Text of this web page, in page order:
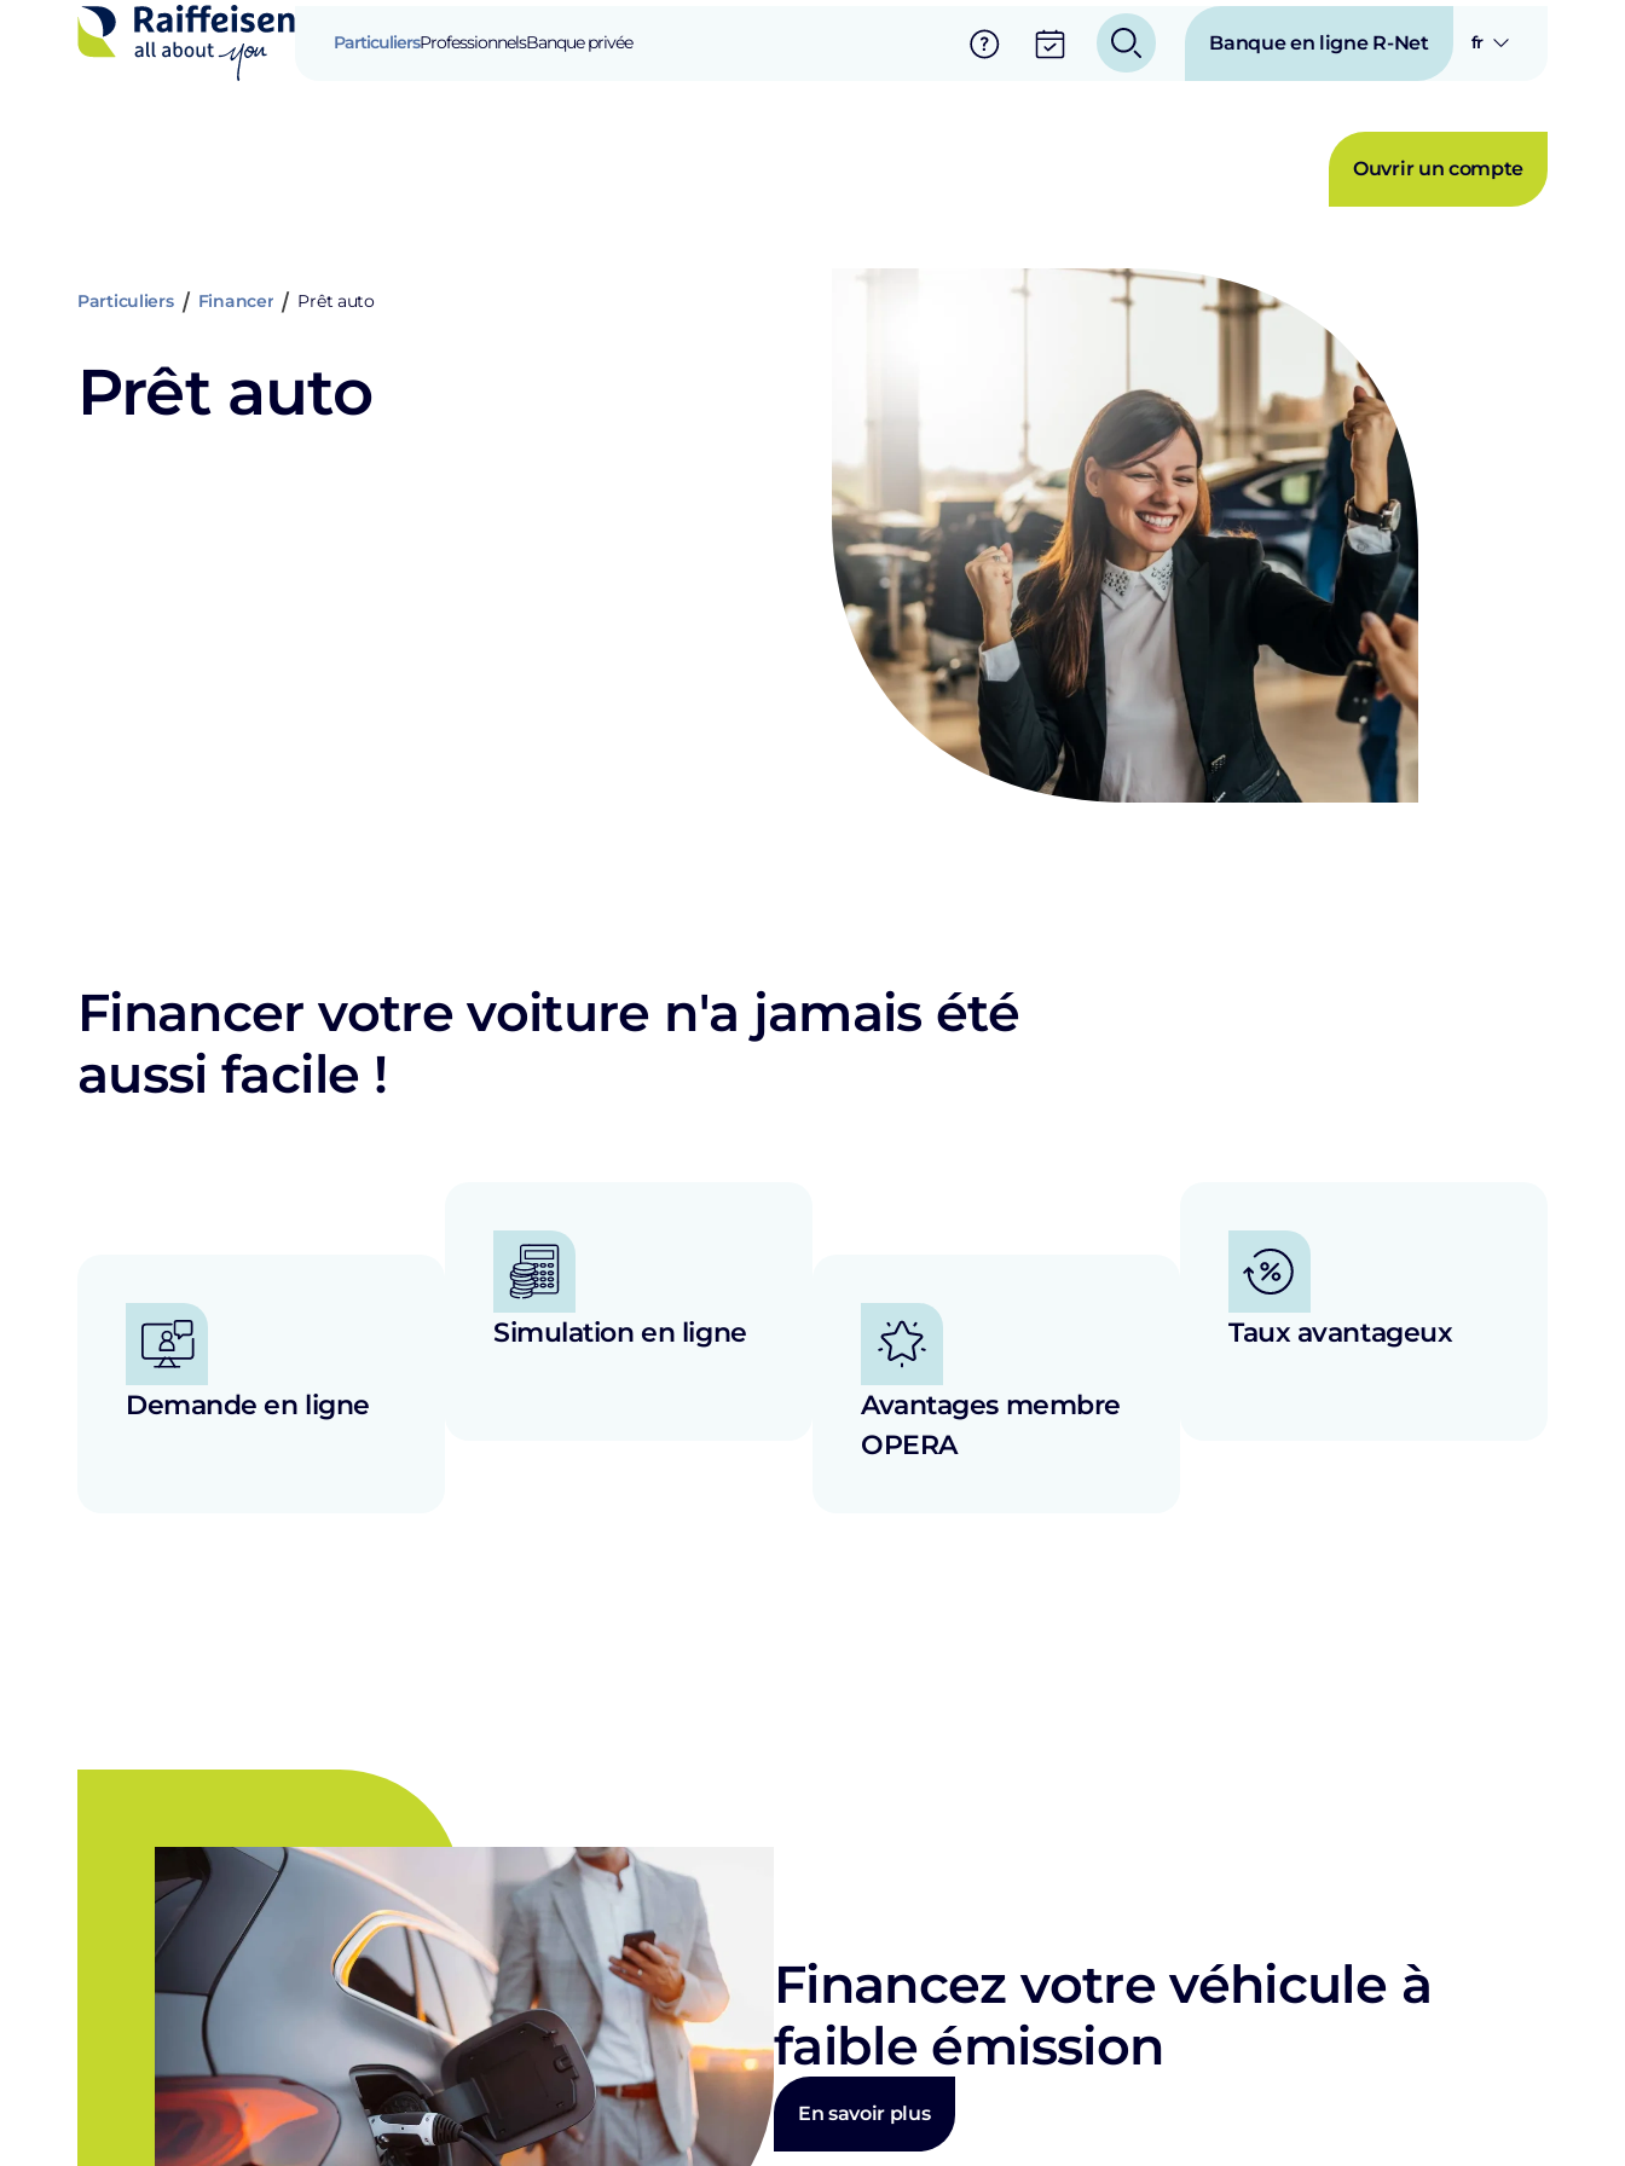
ParticuliersProfessionnelsBanque privée Banque en ligne R-Net fr
Ouvrir un compte
Particuliers Financer Prêt auto
Prêt auto
Financer votre voiture n'a jamais été
aussi facile !
Demande en ligne
Simulation en ligne
Avantages membre
OPERA
Taux avantageux
Financez votre véhicule à
faible émission
En savoir plus